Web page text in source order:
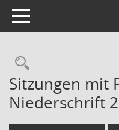
Toggle navigation
Sitzungen mit
Niederschrift